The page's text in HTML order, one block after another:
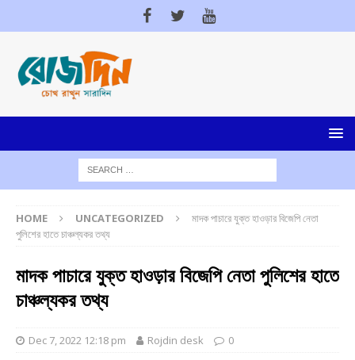
HOME UNCATEGORIZED
মাদক পাচারে যুক্ত হাওড়ার বিজেপি নেতা
পুলিশের হাতে চাঞ্চল্যকর তথ্য
মাদক পাচারে যুক্ত হাওড়ার বিজেপি নেতা পুলিশের হাতে
চাঞ্চল্যকর তথ্য
Dec 7, 2022 12:18 pm Rojdin desk 0